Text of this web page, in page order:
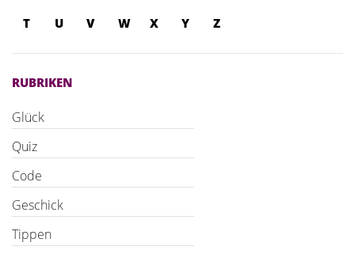
T
U V W X Y Z
RUBRIKEN
Glück
Quiz
Code
Geschick
Tippen